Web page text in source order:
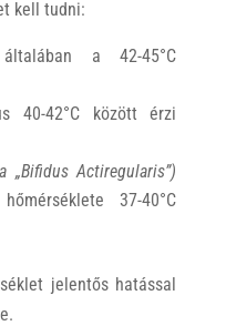
kell tudni:
a 42-45°C
40-42°C között érzi
„Bifidus Actiregularis”)
37-40°C
jelentős hatással